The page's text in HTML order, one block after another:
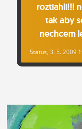
roztiahli!!!
tak aby
nechcem
Status, 3. 5. 2009